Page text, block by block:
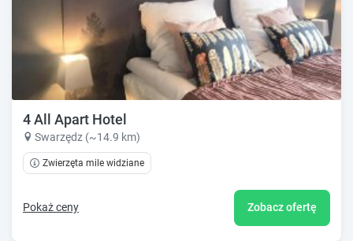
4 All Apart Hotel
Swarzędz (~14.9 km)
Zwierzęta mile widziane
Pokaż ceny Zobacz ofertę